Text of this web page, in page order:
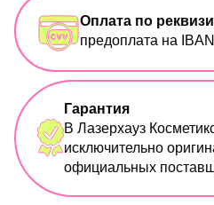
Оплата по
предоплата на
Гарантия
В Лазерхауз
исключительно
официальных